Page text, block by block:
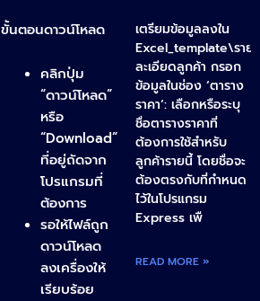
ขั้นตอนดาวน์โหลด
คลิกปุ่ม
“ดาวน์โหลด”
หรือ
“Download”
ที่อยู่ถัดจาก
โปรแกรมที่
ต้องการ
รอให้ไฟล์ถูก
ดาวน์โหลด
ลงเครื่องให้
เรียบร้อย
เตรียมข้อมูลลงใน
Excel_template\ราย
ละเอียดลูกค้า กรอก
ข้อมูลในช่อง ‘ตาราง
ราคา‘: เลือกหรือระบุ
ชื่อตารางราคาที่
ต้องการใช้สำหรับ
ลูกค้ารายนี้ โดยชื่อจะ
ต้องตรงกับที่กำหนด
ไว้ในโปรแกรม
Express เพื
READ MORE »